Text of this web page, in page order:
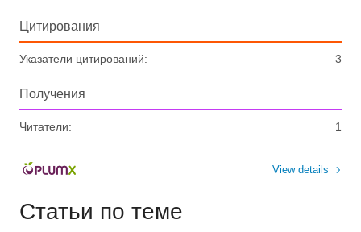
Цитирования
Указатели цитирований: 3
Получения
Читатели: 1
View details
Статьи по теме